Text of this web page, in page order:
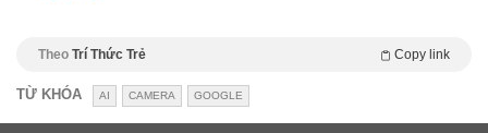
Theo Trí Thức Trẻ Copy link
TỪ KHÓA AI CAMERA GOOGLE